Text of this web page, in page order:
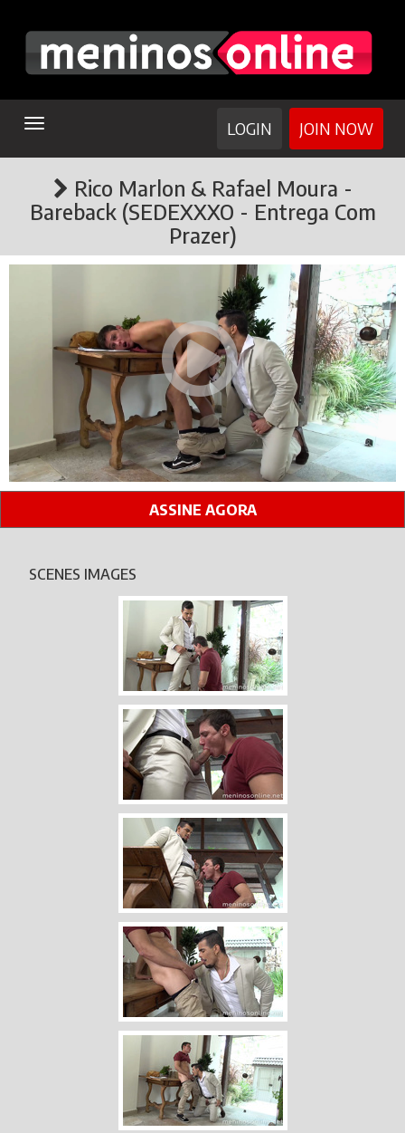
TOGGLE
JOIN NOW
LOGIN
Rico Marlon & Rafael Moura -
Bareback (SEDEXXXO - Entrega Com
Prazer)
ASSINE AGORA
SCENES IMAGES